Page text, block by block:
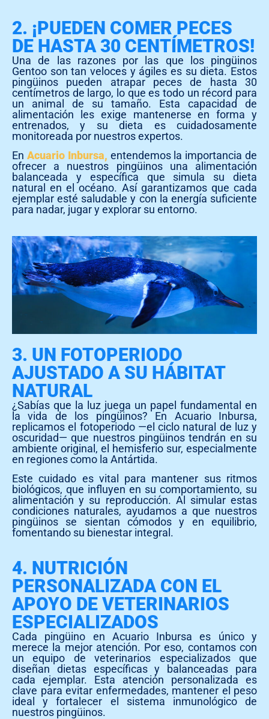
2. ¡PUEDEN COMER PECES
DE HASTA 30 CENTÍMETROS!
Una de las razones por las que los pingüinos
Gentoo son tan veloces y ágiles es su dieta. Estos
pingüinos pueden atrapar peces de hasta 30
centímetros de largo, lo que es todo un récord para
un animal de su tamaño. Esta capacidad de
alimentación les exige mantenerse en forma y
entrenados, y su dieta es cuidadosamente
monitoreada por nuestros expertos.
En Acuario Inbursa, entendemos la importancia de
ofrecer a nuestros pingüinos una alimentación
balanceada y específica que simula su dieta
natural en el océano. Así garantizamos que cada
ejemplar esté saludable y con la energía suficiente
para nadar, jugar y explorar su entorno.
3. UN FOTOPERIODO
AJUSTADO A SU HÁBITAT
NATURAL
¿Sabías que la luz juega un papel fundamental en
la vida de los pingüinos? En Acuario Inbursa,
replicamos el fotoperiodo —el ciclo natural de luz y
oscuridad— que nuestros pingüinos tendrán en su
ambiente original, el hemisferio sur, especialmente
en regiones como la Antártida.
Este cuidado es vital para mantener sus ritmos
biológicos, que influyen en su comportamiento, su
alimentación y su reproducción. Al simular estas
condiciones naturales, ayudamos a que nuestros
pingüinos se sientan cómodos y en equilibrio,
fomentando su bienestar integral.
4. NUTRICIÓN
PERSONALIZADA CON EL
APOYO DE VETERINARIOS
ESPECIALIZADOS
Cada pingüino en Acuario Inbursa es único y
merece la mejor atención. Por eso, contamos con
un equipo de veterinarios especializados que
diseñan dietas específicas y balanceadas para
cada ejemplar. Esta atención personalizada es
clave para evitar enfermedades, mantener el peso
ideal y fortalecer el sistema inmunológico de
nuestros pingüinos.